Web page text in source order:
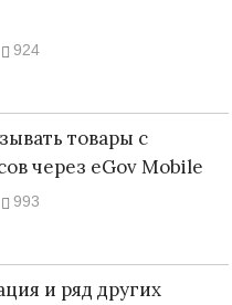
924
товары с
через eGov Mobile
993
и ряд других